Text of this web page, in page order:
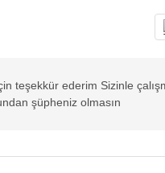
teşekkür ederim Sizinle
şüpheniz olmasın